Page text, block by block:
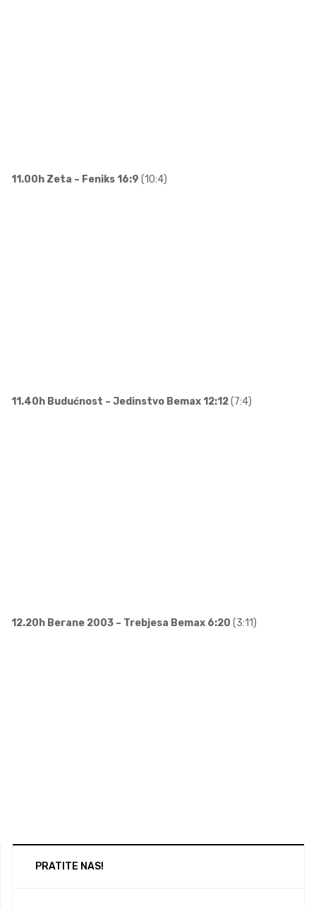
11.00h Zeta – Feniks 16:9 (10:4)
11.40h Budućnost – Jedinstvo Bemax 12:12(7:4)
12.20h Berane 2003 – Trebjesa Bemax 6:20 (3:11)
PRATITE NAS!